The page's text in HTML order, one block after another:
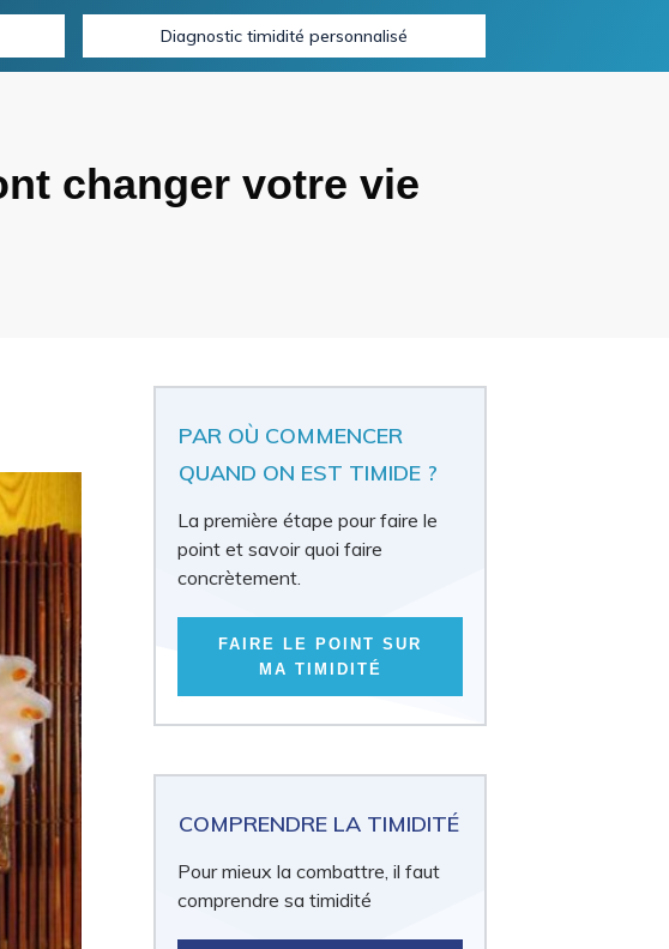
Diagnostic timidité personnalisé
changer votre vie
PAR OÙ COMMENCER
QUAND ON EST TIMIDE ?
La première étape pour faire le
point et savoir quoi faire
concrètement.
FAIRE LE POINT SUR
MA TIMIDITÉ
COMPRENDRE LA TIMIDITÉ
Pour mieux la combattre, il faut
comprendre sa timidité